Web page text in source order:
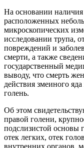
На основании наличия
расположенных
микроскопических
исследовании трупа,
повреждений и
смерти, а также
государственный
выводу, что смерть
действия змеиного
голень.
Об этом
правой голени,
подслизистой основы
отек легких, отек
внутренних органов,